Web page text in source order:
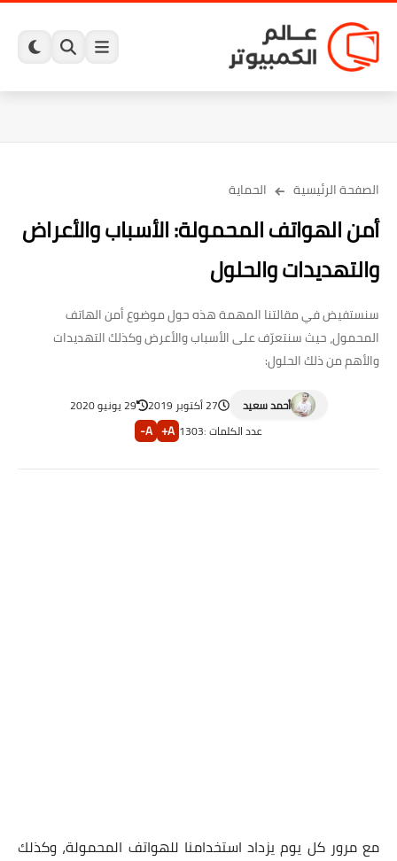
الصفحة الرئيسية الحماية
أمن الهواتف المحمولة: الأسباب والأعراض
والتهديدات والحلول
سنستفيض في مقالتنا المهمة هذه حول موضوع أمن الهاتف
المحمول، حيث سنتعرّف على الأسباب والأعرض وكذلك التهديدات
والأهم من ذلك الحلول:
أحمد سعيد 27 أكتوبر 2019
29 يونيو 2020
عدد الكلمات :1303
A+
A-
مع مرور كل يوم يزداد استخدامنا للهواتف المحمولة، وكذلك